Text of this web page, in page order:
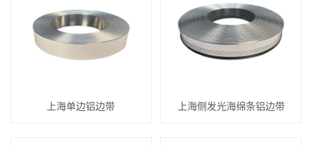
上海单边铝边带 上海侧发光海绵条铝边带